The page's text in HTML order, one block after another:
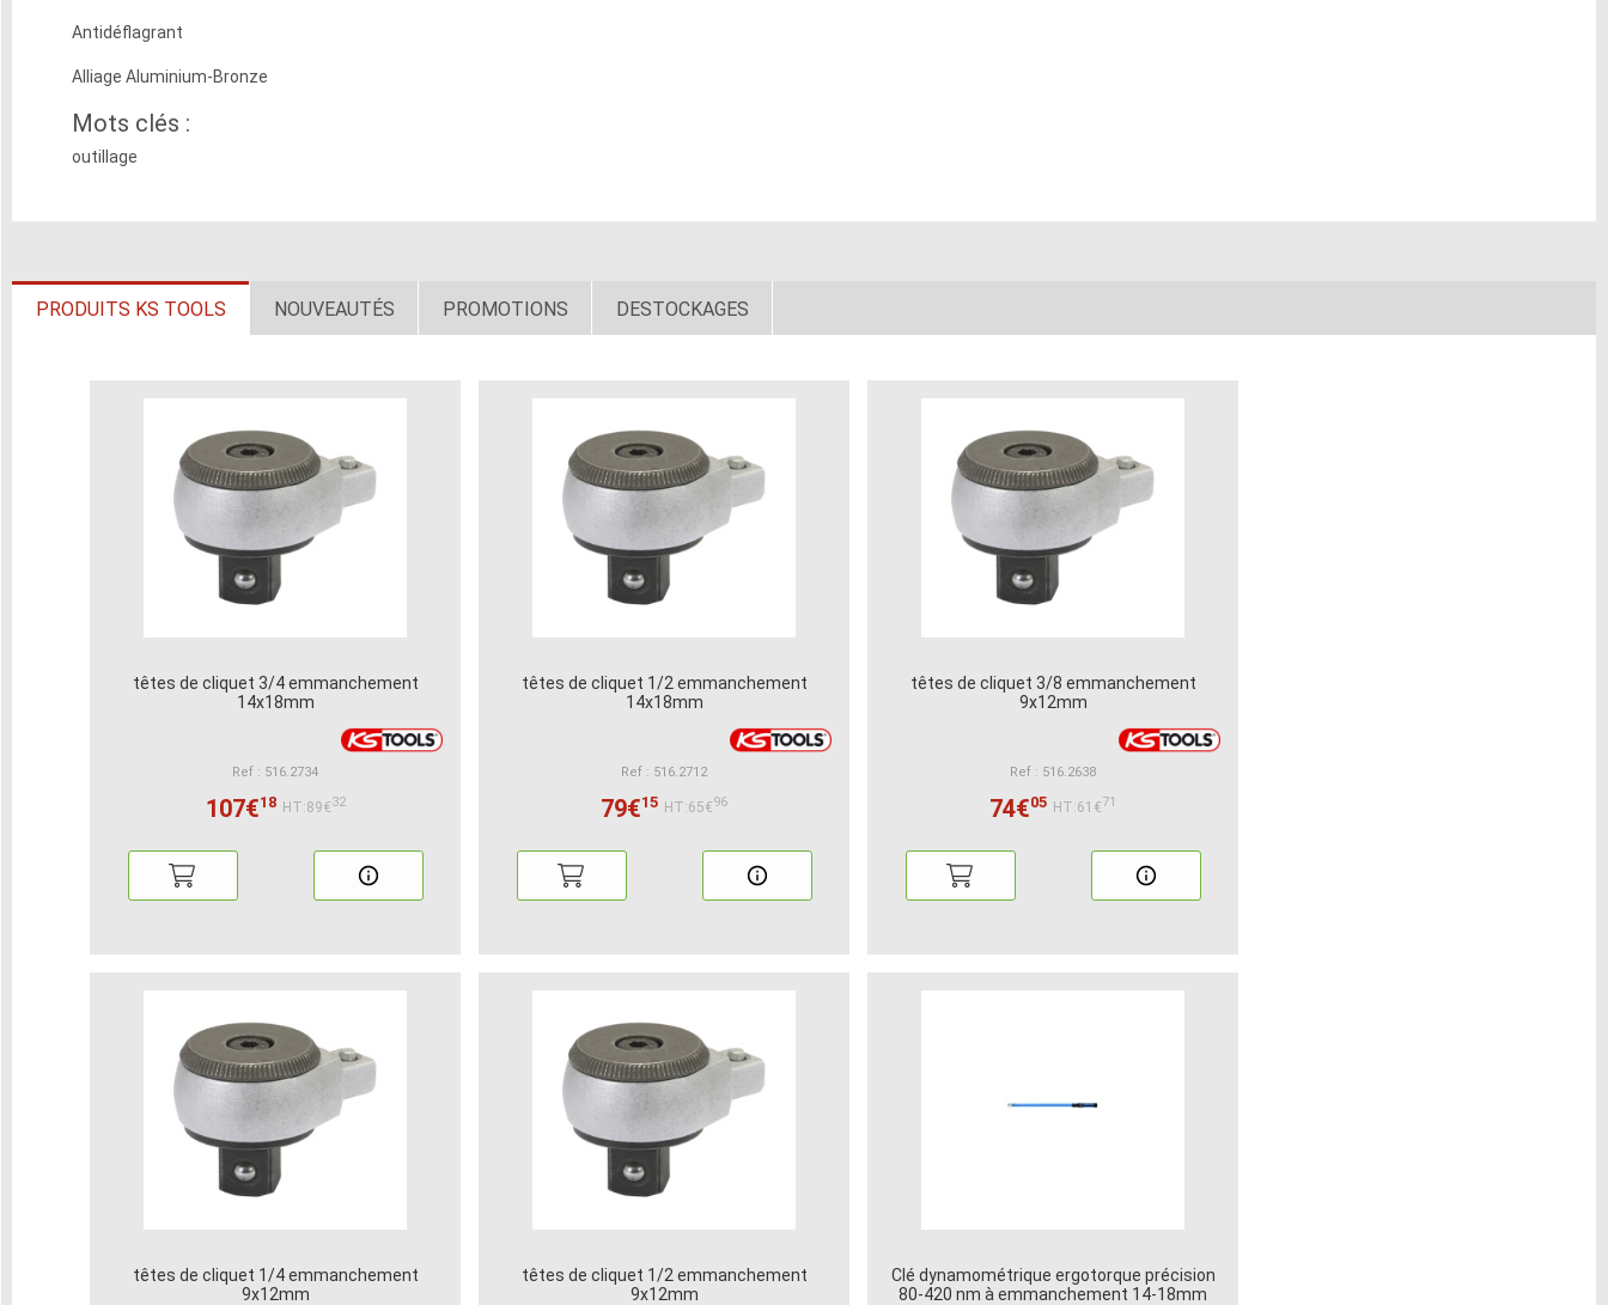
Antidéflagrant
Alliage Aluminium-Bronze
Mots clés :
outillage
PRODUITS KS TOOLS NOUVEAUTÉS PROMOTIONS DESTOCKAGES
têtes de cliquet 3/4 emmanchement
14x18mm
Ref : 516.2734
107€18 HT:89€32
têtes de cliquet 1/2 emmanchement
14x18mm
Ref : 516.2712
79€15 HT:65€96
têtes de cliquet 3/8 emmanchement
9x12mm
Ref : 516.2638
74€05 HT:61€71
têtes de cliquet 1/4 emmanchement
9x12mm
têtes de cliquet 1/2 emmanchement
9x12mm
Clé dynamométrique ergotorque précision
80-420 nm à emmanchement 14-18mm